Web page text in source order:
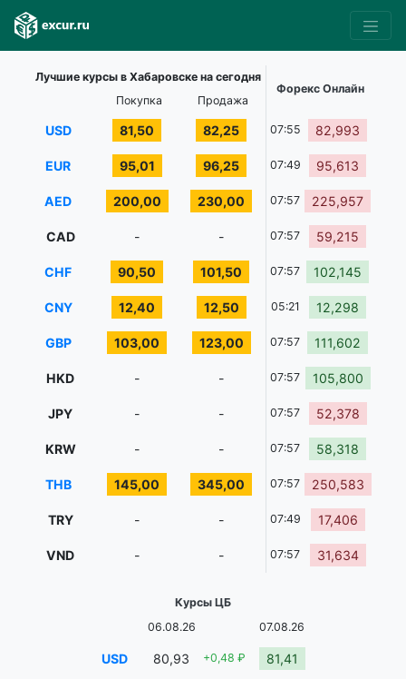
Лучшие курсы в Хабаровске на сегодня
Форекс Онлайн
Покупка
Продажа
USD 81,50 82,25 07:55 82,993
EUR 95,01 96,25 07:49 95,613
AED 200,00 230,00 07:57 225,957
CAD - - 07:57 59,215
CHF 90,50 101,50 07:57 102,145
CNY 12,40 12,50 05:21 12,298
GBP 103,00 123,00 07:57 111,602
HKD - - 07:57 105,800
JPY - - 07:57 52,378
KRW - - 07:57 58,318
THB 145,00 345,00 07:57 250,583
TRY - - 07:49 17,406
VND - - 07:57 31,634
Курсы ЦБ
06.08.26
07.08.26
USD 80,93 +0,48 ₽ 81,41